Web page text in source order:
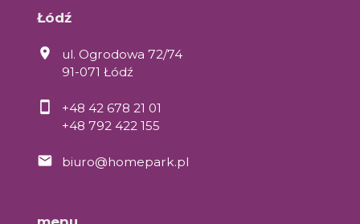
Łódź
ul. Ogrodowa 72/74
91-071 Łódź
+48 42 678 21 01
+48 792 422 155
biuro@homepark.pl